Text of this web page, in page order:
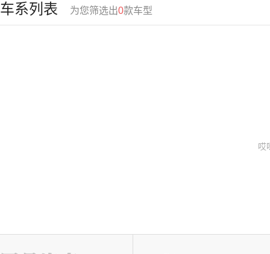
车系列表 为您筛选出0款车型
哎